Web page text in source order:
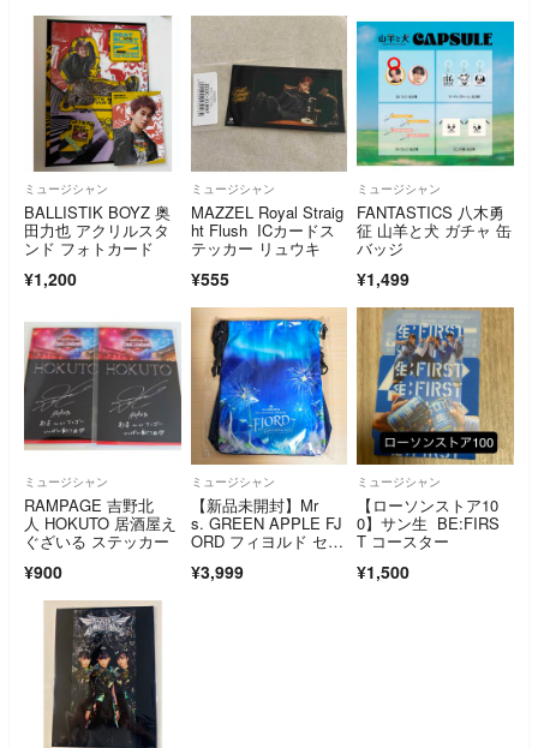
ミュージシャン
BALLISTIK BOYZ 奥
田力也 アクリルスタ
ンド フォトカード
¥1,200
ミュージシャン
MAZZEL Royal Straig
ht Flush ICカードス
テッカー リュウキ
¥555
ミュージシャン
FANTASTICS 八木勇
征 山羊と犬 ガチャ 缶
バッジ
¥1,499
ミュージシャン
RAMPAGE 吉野北
人 HOKUTO 居酒屋え
ぐざいる ステッカー
¥900
ミュージシャン
【新品未開封】Mr
s. GREEN APPLE FJ
ORD フィヨルド セブ
コッシュ(FJORD ver.)
¥3,999
ミュージシャン
【ローソンストア10
0】サン生 BE:FIRS
T コースター
¥1,500